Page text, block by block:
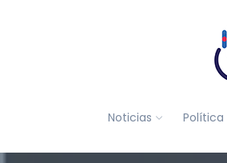
Noticias Política